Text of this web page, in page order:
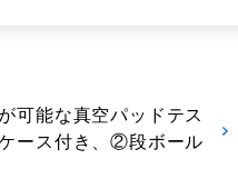
可能な真空パッドテス
ース付き、②段ボール